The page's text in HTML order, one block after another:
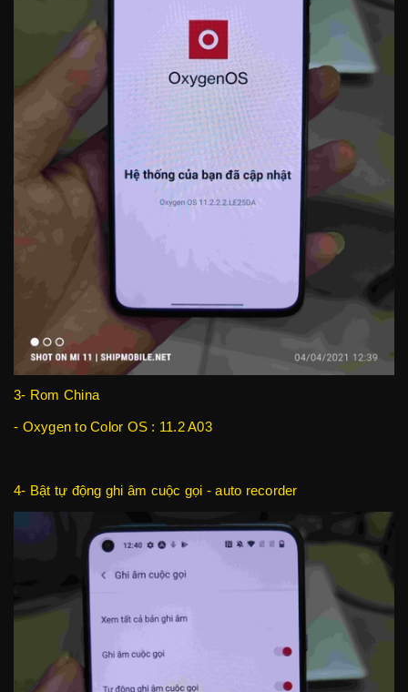
3- Rom China
- Oxygen to Color OS : 11.2 A03
4- Bật tự động ghi âm cuộc gọi - auto recorder